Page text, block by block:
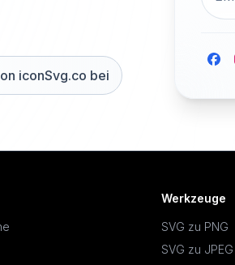
iconSvg.co bei
Werkzeuge
SVG zu PNG
SVG zu JPEG